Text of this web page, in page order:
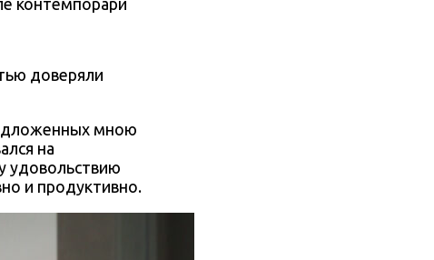
доверяли
мною
на
удовольствию
и продуктивно.